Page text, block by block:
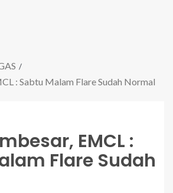
: Sabtu Malam Flare Sudah Normal
EMCL :
Flare Sudah